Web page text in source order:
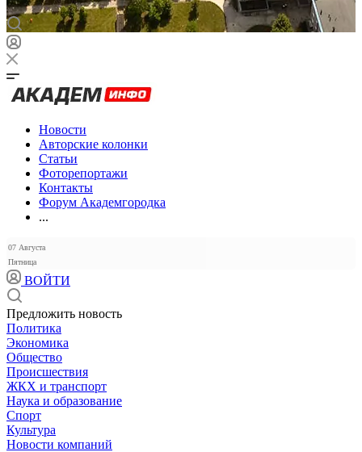
Новости
Авторские колонки
Статьи
Фоторепортажи
Контакты
Форум Академгородка
...
07 Августа
Пятница
ВОЙТИ
Предложить новость
Политика
Экономика
Общество
Происшествия
ЖКХ и транспорт
Наука и образование
Спорт
Культура
Новости компаний